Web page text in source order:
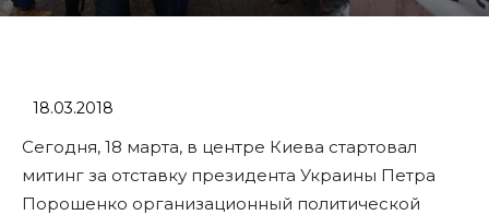
18.03.2018
Сегодня, 18 марта, в центре Киева стартовал
митинг за отставку президента Украины Петра
Порошенко организационный политической